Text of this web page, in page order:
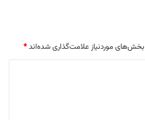
بخش‌های موردنیاز علامت‌گذاری شده‌اند*